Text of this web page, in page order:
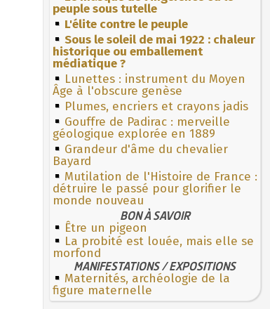
peuple sous tutelle
L'élite contre le peuple
Sous le soleil de mai 1922 : chaleur
historique ou emballement
médiatique ?
Lunettes : instrument du Moyen
Âge à l'obscure genèse
Plumes, encriers et crayons jadis
Gouffre de Padirac : merveille
géologique explorée en 1889
Grandeur d'âme du chevalier
Bayard
Mutilation de l'Histoire de France :
détruire le passé pour glorifier le
monde nouveau
BON À SAVOIR
Être un pigeon
La probité est louée, mais elle se
morfond
MANIFESTATIONS / EXPOSITIONS
Maternités, archéologie de la
figure maternelle